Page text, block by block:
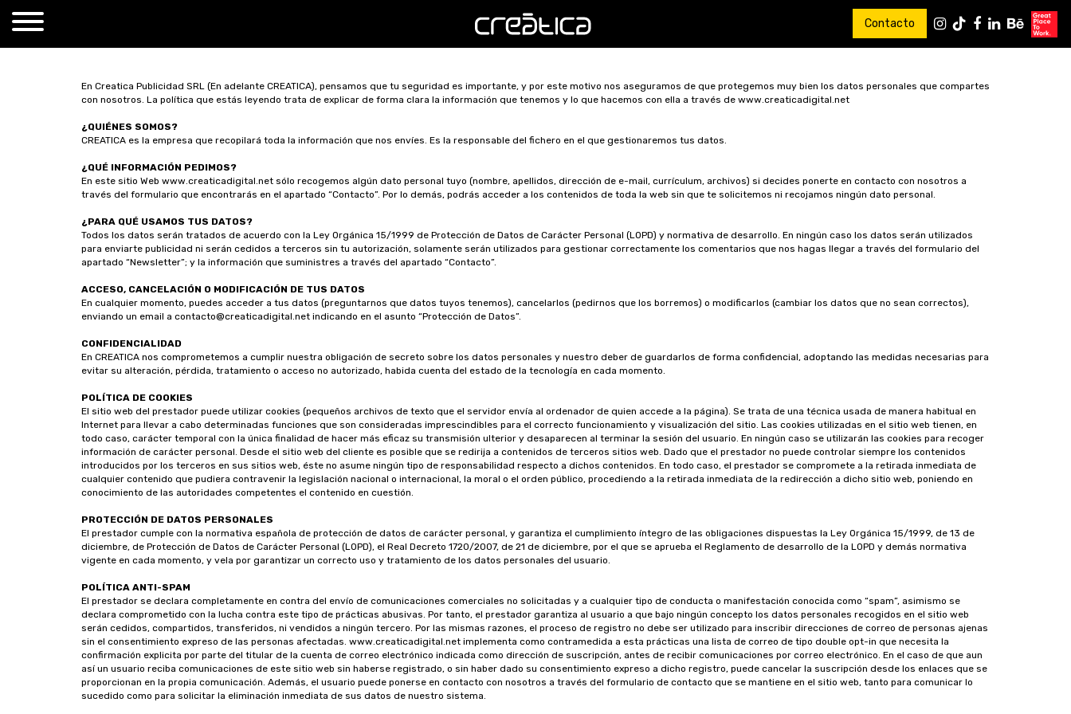
Contacto
En Creatica Publicidad SRL (En adelante CREATICA), pensamos que tu seguridad es importante, y por este motivo nos aseguramos de que protegemos muy bien los datos personales que compartes
con nosotros. La política que estás leyendo trata de explicar de forma clara la información que tenemos y lo que hacemos con ella a través de www.creaticadigital.net
¿QUIÉNES SOMOS?
CREATICA es la empresa que recopilará toda la información que nos envíes. Es la responsable del fichero en el que gestionaremos tus datos.
¿QUÉ INFORMACIÓN PEDIMOS?
En este sitio Web www.creaticadigital.net sólo recogemos algún dato personal tuyo (nombre, apellidos, dirección de e-mail, currículum, archivos) si decides ponerte en contacto con nosotros a
través del formulario que encontrarás en el apartado “Contacto”. Por lo demás, podrás acceder a los contenidos de toda la web sin que te solicitemos ni recojamos ningún dato personal.
¿PARA QUÉ USAMOS TUS DATOS?
Todos los datos serán tratados de acuerdo con la Ley Orgánica 15/1999 de Protección de Datos de Carácter Personal (LOPD) y normativa de desarrollo. En ningún caso los datos serán utilizados
para enviarte publicidad ni serán cedidos a terceros sin tu autorización, solamente serán utilizados para gestionar correctamente los comentarios que nos hagas llegar a través del formulario del
apartado “Newsletter”; y la información que suministres a través del apartado “Contacto”.
ACCESO, CANCELACIÓN O MODIFICACIÓN DE TUS DATOS
En cualquier momento, puedes acceder a tus datos (preguntarnos que datos tuyos tenemos), cancelarlos (pedirnos que los borremos) o modificarlos (cambiar los datos que no sean correctos),
enviando un email a contacto@creaticadigital.net indicando en el asunto “Protección de Datos”.
CONFIDENCIALIDAD
En CREATICA nos comprometemos a cumplir nuestra obligación de secreto sobre los datos personales y nuestro deber de guardarlos de forma confidencial, adoptando las medidas necesarias para
evitar su alteración, pérdida, tratamiento o acceso no autorizado, habida cuenta del estado de la tecnología en cada momento.
POLÍTICA DE COOKIES
El sitio web del prestador puede utilizar cookies (pequeños archivos de texto que el servidor envía al ordenador de quien accede a la página). Se trata de una técnica usada de manera habitual en
Internet para llevar a cabo determinadas funciones que son consideradas imprescindibles para el correcto funcionamiento y visualización del sitio. Las cookies utilizadas en el sitio web tienen, en
todo caso, carácter temporal con la única finalidad de hacer más eficaz su transmisión ulterior y desaparecen al terminar la sesión del usuario. En ningún caso se utilizarán las cookies para recoger
información de carácter personal. Desde el sitio web del cliente es posible que se redirija a contenidos de terceros sitios web. Dado que el prestador no puede controlar siempre los contenidos
introducidos por los terceros en sus sitios web, éste no asume ningún tipo de responsabilidad respecto a dichos contenidos. En todo caso, el prestador se compromete a la retirada inmediata de
cualquier contenido que pudiera contravenir la legislación nacional o internacional, la moral o el orden público, procediendo a la retirada inmediata de la redirección a dicho sitio web, poniendo en
conocimiento de las autoridades competentes el contenido en cuestión.
PROTECCIÓN DE DATOS PERSONALES
El prestador cumple con la normativa española de protección de datos de carácter personal, y garantiza el cumplimiento íntegro de las obligaciones dispuestas la Ley Orgánica 15/1999, de 13 de
diciembre, de Protección de Datos de Carácter Personal (LOPD), el Real Decreto 1720/2007, de 21 de diciembre, por el que se aprueba el Reglamento de desarrollo de la LOPD y demás normativa
vigente en cada momento, y vela por garantizar un correcto uso y tratamiento de los datos personales del usuario.
POLÍTICA ANTI-SPAM
El prestador se declara completamente en contra del envío de comunicaciones comerciales no solicitadas y a cualquier tipo de conducta o manifestación conocida como “spam”, asimismo se
declara comprometido con la lucha contra este tipo de prácticas abusivas. Por tanto, el prestador garantiza al usuario a que bajo ningún concepto los datos personales recogidos en el sitio web
serán cedidos, compartidos, transferidos, ni vendidos a ningún tercero. Por las mismas razones, el proceso de registro no debe ser utilizado para inscribir direcciones de correo de personas ajenas
sin el consentimiento expreso de las personas afectadas. www.creaticadigital.net implementa como contramedida a esta prácticas una lista de correo de tipo double opt-in que necesita la
confirmación explicita por parte del titular de la cuenta de correo electrónico indicada como dirección de suscripción, antes de recibir comunicaciones por correo electrónico. En el caso de que aun
así un usuario reciba comunicaciones de este sitio web sin haberse registrado, o sin haber dado su consentimiento expreso a dicho registro, puede cancelar la suscripción desde los enlaces que se
proporcionan en la propia comunicación. Además, el usuario puede ponerse en contacto con nosotros a través del formulario de contacto que se mantiene en el sitio web, tanto para comunicar lo
sucedido como para solicitar la eliminación inmediata de sus datos de nuestro sistema.